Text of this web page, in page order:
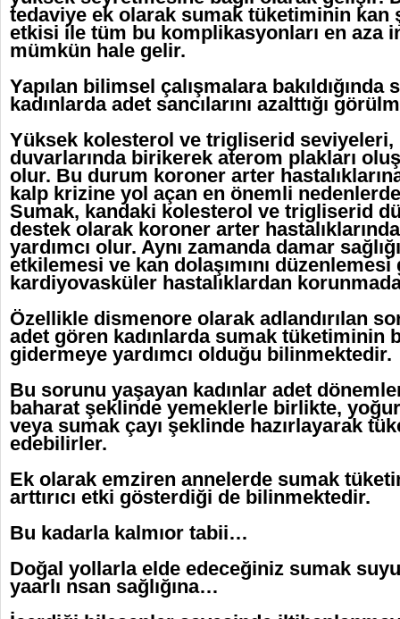
tedaviye ek olarak sumak tüketiminin kan
etkisi ile tüm bu komplikasyonları en aza
mümkün hale gelir.
Yapılan bilimsel çalışmalara
kadınlarda adet sancılarını azalttığı
Yüksek kolesterol ve trigliserid
duvarlarında birikerek aterom plakları
olur. Bu durum koroner arter
kalp krizine yol açan en önemli
Sumak, kandaki kolesterol ve trigliserid
destek olarak koroner arter
yardımcı olur. Aynı zamanda damar
etkilemesi ve kan dolaşımını
kardiyovasküler hastalıklardan
Özellikle dismenore olarak adlandırılan
adet gören kadınlarda sumak tüketiminin
gidermeye yardımcı olduğu bilinmektedir.
Bu sorunu yaşayan kadınlar adet
baharat şeklinde yemeklerle birlikte,
veya sumak çayı şeklinde hazırlayarak
edebilirler.
Ek olarak emziren annelerde sumak
arttırıcı etki gösterdiği de bilinmektedir.
Bu kadarla kalmıor tabii…
Doğal yollarla elde edeceğiniz sumak
yaarlı nsan sağlığına…